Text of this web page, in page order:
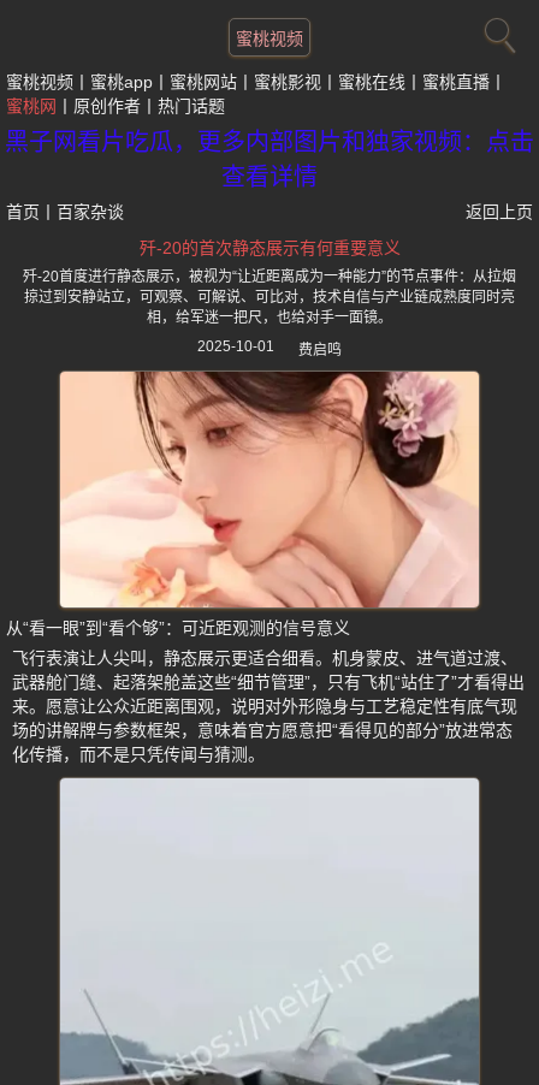
蜜桃视频
蜜桃视频 蜜桃app 蜜桃网站 蜜桃影视 蜜桃在线
蜜桃直播
蜜桃网
原创作者 热门话题
黑子网看片吃瓜，更多内部图片和独家视频：点击
查看详情
首页 百家杂谈
返回上页
歼-20的首次静态展示有何重要意义
歼-20首度进行静态展示，被视为“让近距离成为一种能力”的节点事件：从拉烟
掠过到安静站立，可观察、可解说、可比对，技术自信与产业链成熟度同时亮
相，给军迷一把尺，也给对手一面镜。
2025-10-01
费启鸣
从“看一眼”到“看个够”：可近距观测的信号意义
飞行表演让人尖叫，静态展示更适合细看。机身蒙皮、进气道过渡、
武器舱门缝、起落架舱盖这些“细节管理”，只有飞机“站住了”才看得出
来。愿意让公众近距离围观，说明对外形隐身与工艺稳定性有底气现
场的讲解牌与参数框架，意味着官方愿意把“看得见的部分”放进常态
化传播，而不是只凭传闻与猜测。